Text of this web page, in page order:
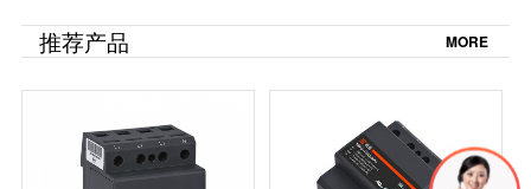
障。…
推荐产品 MORE